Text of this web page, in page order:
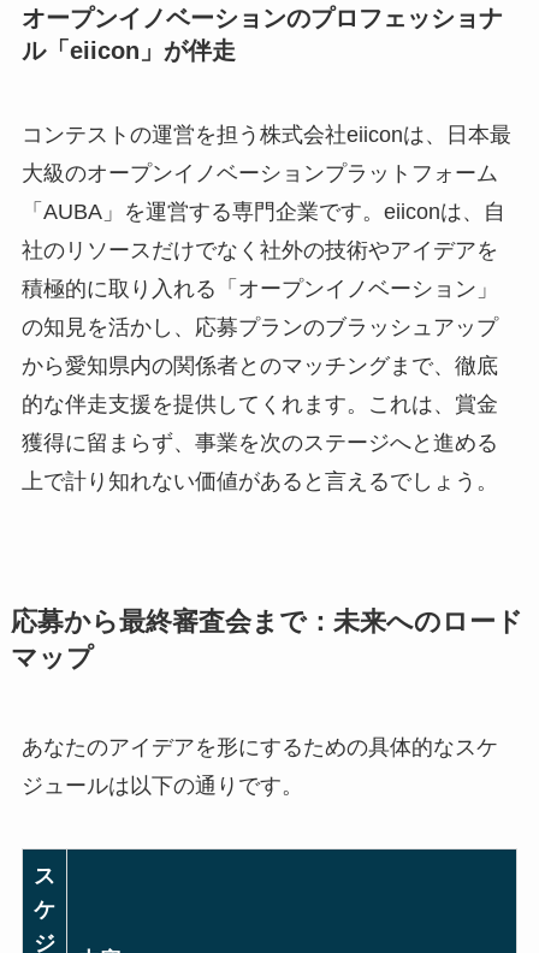
オープンイノベーションのプロフェッショナ
ル「eiicon」が伴走
コンテストの運営を担う株式会社eiiconは、日本最
大級のオープンイノベーションプラットフォーム
「AUBA」を運営する専門企業です。eiiconは、自
社のリソースだけでなく社外の技術やアイデアを
積極的に取り入れる「オープンイノベーション」
の知見を活かし、応募プランのブラッシュアップ
から愛知県内の関係者とのマッチングまで、徹底
的な伴走支援を提供してくれます。これは、賞金
獲得に留まらず、事業を次のステージへと進める
上で計り知れない価値があると言えるでしょう。
応募から最終審査会まで：未来へのロード
マップ
あなたのアイデアを形にするための具体的なスケ
ジュールは以下の通りです。
ス
ケ
ジ